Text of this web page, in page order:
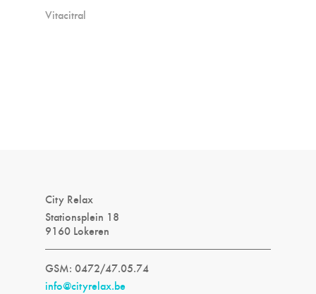
Vitacitral
City Relax
Stationsplein 18
9160 Lokeren
GSM: 0472/47.05.74
info@cityrelax.be